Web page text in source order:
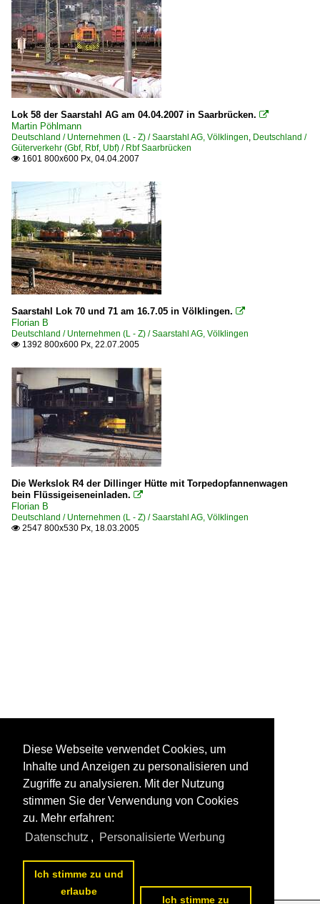
Lok 58 der Saarstahl AG am 04.04.2007 in Saarbrücken. 
Martin Pöhlmann
Deutschland / Unternehmen (L - Z) / Saarstahl AG, Völklingen, Deutschland /
Güterverkehr (Gbf, Rbf, Ubf) / Rbf Saarbrücken
 1601 800x600 Px, 04.04.2007
Saarstahl Lok 70 und 71 am 16.7.05 in Völklingen. 
Florian B
Deutschland / Unternehmen (L - Z) / Saarstahl AG, Völklingen
 1392 800x600 Px, 22.07.2005
Die Werkslok R4 der Dillinger Hütte mit Torpedopfannenwagen
bein Flüssigeiseneinladen. 
Florian B
Deutschland / Unternehmen (L - Z) / Saarstahl AG, Völklingen
 2547 800x530 Px, 18.03.2005
Diese Webseite verwendet Cookies, um
Inhalte und Anzeigen zu personalisieren und
Zugriffe zu analysieren. Mit der Nutzung
stimmen Sie der Verwendung von Cookies
zu. Mehr erfahren:
Datenschutz , Personalisierte Werbung
Ich stimme zu und
erlaube
Ich stimme zu